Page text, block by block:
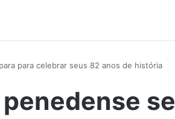
para celebrar seus 82 anos de história
se